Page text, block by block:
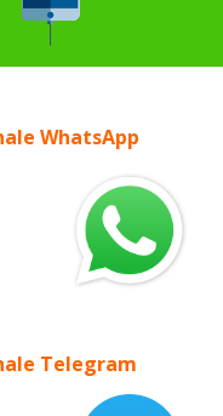
WhatsApp
Telegram